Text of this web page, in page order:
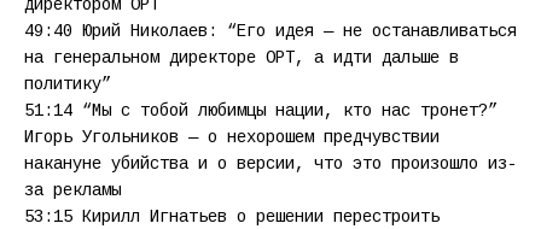
директором ОРТ
49:40 Юрий Николаев: “Его идея — не останавливаться
на генеральном директоре ОРТ, а идти дальше в
политику”
51:14 “Мы с тобой любимцы нации, кто нас тронет?”
Игорь Угольников — о нехорошем предчувствии
накануне убийства и о версии, что это произошло из-
за рекламы
53:15 Кирилл Игнатьев о решении перестроить